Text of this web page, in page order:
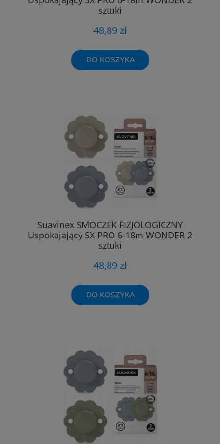
sztuki
48,89 zł
DO KOSZYKA
Suavinex SMOCZEK FIZJOLOGICZNY
Uspokajający SX PRO 6-18m WONDER 2
sztuki
48,89 zł
DO KOSZYKA